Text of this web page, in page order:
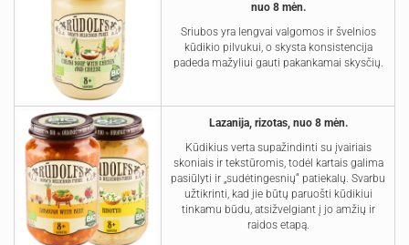
nuo 8 mėn.
Sriubos yra lengvai valgomos ir švelnios
kūdikio pilvukui, o skysta konsistencija
padeda mažyliui gauti pakankamai skysčių.
Lazanija, rizotas, nuo 8 mėn.
Kūdikius verta supažindinti su įvairiais
skoniais ir tekstūromis, todėl kartais galima
pasiūlyti ir „sudėtingesnių“ patiekalų. Svarbu
užtikrinti, kad jie būtų paruošti kūdikiui
tinkamu būdu, atsižvelgiant į jo amžių ir
raidos etapą.